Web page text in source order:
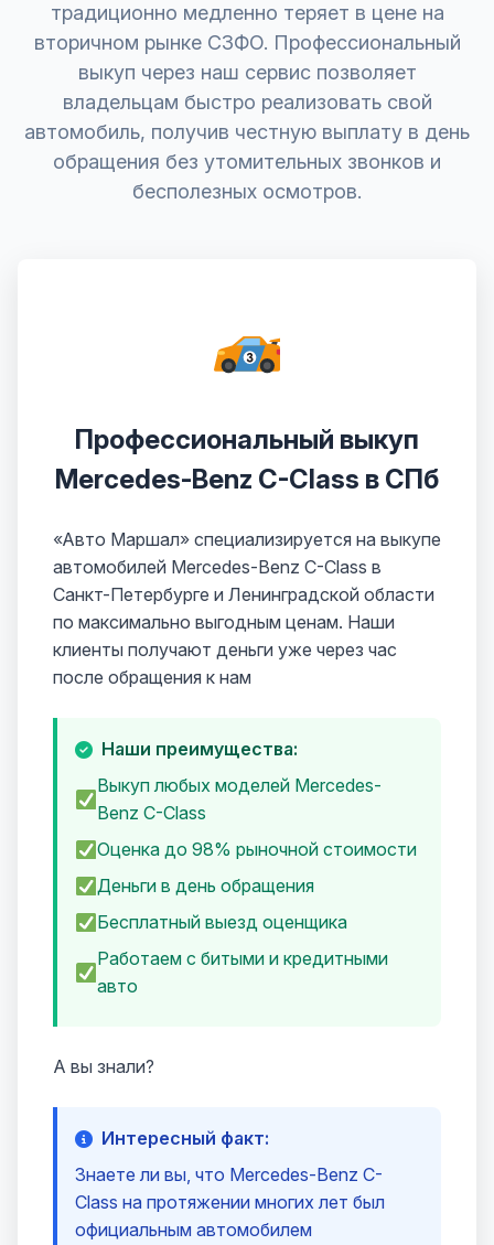
традиционно медленно теряет в цене на
вторичном рынке СЗФО. Профессиональный
выкуп через наш сервис позволяет
владельцам быстро реализовать свой
автомобиль, получив честную выплату в день
обращения без утомительных звонков и
бесполезных осмотров.
Профессиональный выкуп
Mercedes-Benz C-Class в СПб
«Авто Маршал» специализируется на выкупе
автомобилей Mercedes-Benz C-Class в
Санкт-Петербурге и Ленинградской области
по максимально выгодным ценам. Наши
клиенты получают деньги уже через час
после обращения к нам
Наши преимущества:
Выкуп любых моделей Mercedes-
Benz C-Class
Оценка до 98% рыночной стоимости
Деньги в день обращения
Бесплатный выезд оценщика
Работаем с битыми и кредитными
авто
А вы знали?
Интересный факт:
Знаете ли вы, что Mercedes-Benz C-
Class на протяжении многих лет был
официальным автомобилем